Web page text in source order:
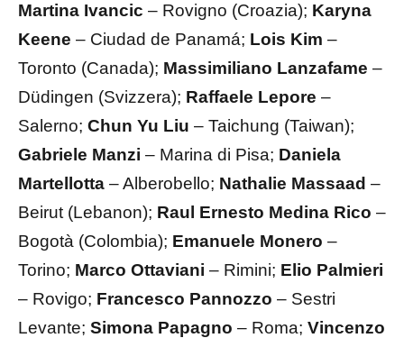
Martina Ivancic – Rovigno (Croazia); Karyna
Keene – Ciudad de Panamá; Lois Kim –
Toronto (Canada); Massimiliano Lanzafame –
Düdingen (Svizzera); Raffaele Lepore –
Salerno; Chun Yu Liu – Taichung (Taiwan);
Gabriele Manzi – Marina di Pisa; Daniela
Martellotta – Alberobello; Nathalie Massaad –
Beirut (Lebanon); Raul Ernesto Medina Rico –
Bogotà (Colombia); Emanuele Monero –
Torino; Marco Ottaviani – Rimini; Elio Palmieri
– Rovigo; Francesco Pannozzo – Sestri
Levante; Simona Papagno – Roma; Vincenzo